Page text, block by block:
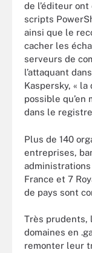
de l’éditeur
scripts
ainsi que le
cacher les
serveurs de
l’attaquant
Kaspersky, «
possible qu’en
dans le
Plus de 140
entreprises,
administrations
France et 7
de pays sont
Très prudents,
domaines en
remonter leur